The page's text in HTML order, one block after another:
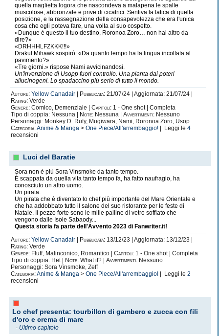
quella maglietta logora che nascondeva a malapena le spalle
muscolose, abbronzate e prive di cicatrici. Sentiva la fatica di quella
posizione, e la rassegnazione della consapevolezza che era l'unica
cosa che egli poteva fare, una volta al suo cospetto.
«Dunque è questo il tuo destino, Roronoa Zoro… non hai altro da
dire?»
«DRHHHLFZKKK!!!»
Drakul Mihawk sospirò: «Da quanto tempo ha la lingua incollata al
pavimento?»
«Tre giorni.» rispose Nami avvicinandosi.
Un'invenzione di Usopp fuori controllo. Una pianta dai poteri
allucinogeni. Lo spadaccino più serio di tutto il mondo.
Autore: Yellow Canadair Pubblicata: 21/07/24 | Aggiornata: 21/07/24 |
Rating: Verde
Genere: Comico, Demenziale | Capitoli: 1 - One shot | Completa
Tipo di coppia: Nessuna |
Note: Nessuna | Avvertimenti: Nessuno
Personaggi: Monkey D. Rufy, Mugiwara, Nami, Roronoa Zoro, Usop
Categoria:Anime & Manga > One Piece/All'arrembaggio! | Leggi le 4
recensioni
Luci del Baratie
Sora non è più Sora Vinsmoke da tanto tempo.
È scappata da quella vita tanto tempo fa, ha fatto naufragio, ha
conosciuto un altro uomo.
Un pirata.
Un pirata che è diventato lo chef più importante del Mare Orientale e
che ha addobbato tutto il salone del suo ristorante per le feste di
Natale. Il pezzo forte sono le mille palline di vetro soffiato che
vengono dalle Isole Sabaody...
Questa storia fa parte dell'Avvento 2023 di Fanwriter.it!
Autore: Yellow Canadair Pubblicata: 13/12/23 | Aggiornata: 13/12/23 |
Rating: Verde
Genere: Fluff, Malinconico, Romantico | Capitoli: 1 - One shot | Completa
Tipo di coppia: Het |
Note: What if? | Avvertimenti: Nessuno
Personaggi: Sora Vinsmoke, Zeff
Categoria:Anime & Manga > One Piece/All'arrembaggio! | Leggi le 2
recensioni
Lo chef presenta: tourbillon di gambero e zucca con fili
d'oro e crema di mare
- Ultimo capitolo